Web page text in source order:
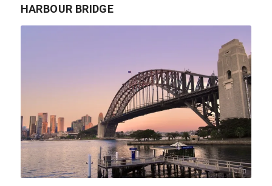
HARBOUR BRIDGE
Kate Branch / Pixabay